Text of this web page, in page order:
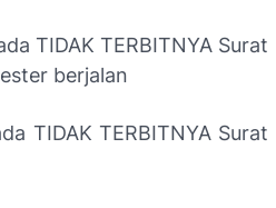
TIDAK TERBITNYA Surat
berjalan
TIDAK TERBITNYA Surat